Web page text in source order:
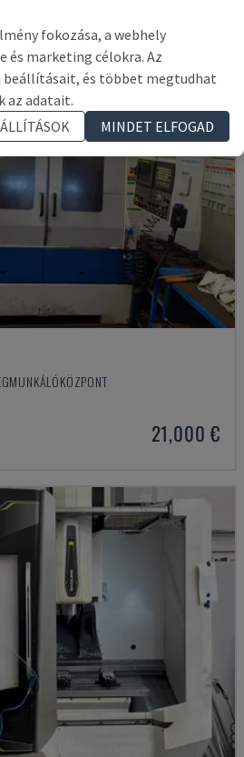
21,000 €
fokozása, a webhely
és marketing célokra. Az
beállításait, és többet megtudhat
az adatait.
MINDET ELFOGAD